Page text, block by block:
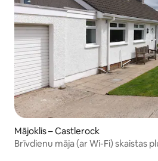
Mājoklis – Castlerock
Brīvdienu māja (ar Wi-Fi) skaistas